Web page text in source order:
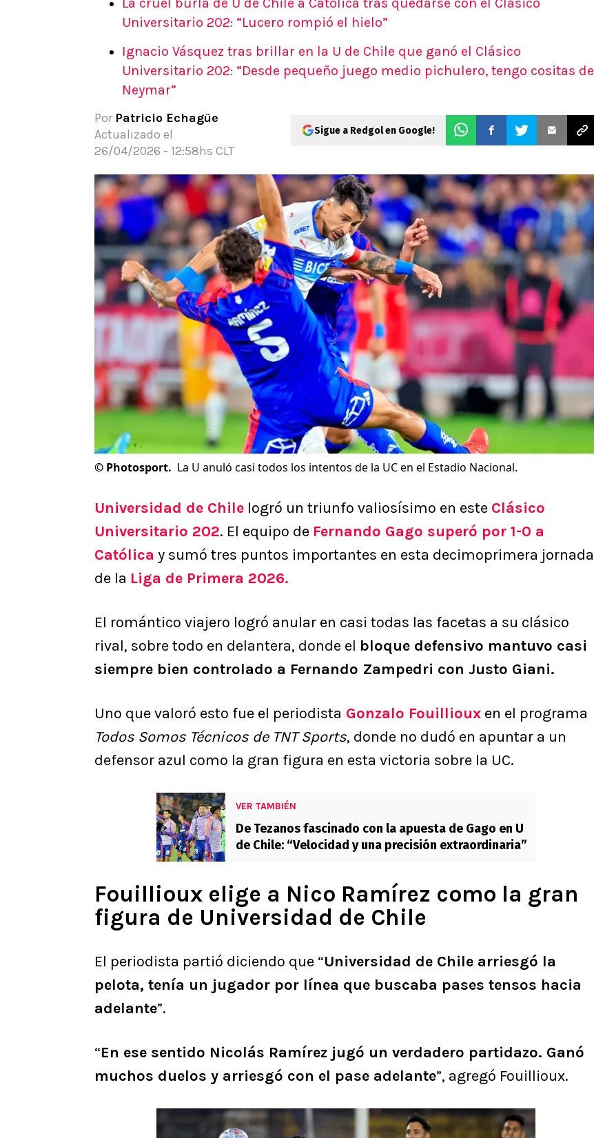
Apuesta del día
Universitario 202: “Lucero rompió el hielo”
Ignacio Vásquez tras brillar en la U de Chile que ganó el Clásico
Universitario 202: “Desde pequeño juego medio pichulero, tengo cositas de
Neymar”
Por Patricio Echagüe
Actualizado el
26/04/2026 - 12:58hs CLT
Sigue a Redgol en Google!
© Photosport. La U anuló casi todos los intentos de la UC en el Estadio Nacional.
Universidad de Chile logró un triunfo valiosísimo en este Clásico
Universitario 202. El equipo de Fernando Gago superó por 1-0 a
Católica y sumó tres puntos importantes en esta decimoprimera jornada
de la Liga de Primera 2026.
El romántico viajero logró anular en casi todas las facetas a su clásico
rival, sobre todo en delantera, donde el bloque defensivo mantuvo casi
siempre bien controlado a Fernando Zampedri con Justo Giani.
Uno que valoró esto fue el periodista Gonzalo Fouillioux en el programa
Todos Somos Técnicos de TNT Sports, donde no dudó en apuntar a un
defensor azul como la gran figura en esta victoria sobre la UC.
VER TAMBIÉN
De Tezanos fascinado con la apuesta de Gago en U
de Chile: “Velocidad y una precisión extraordinaria”
Fouillioux elige a Nico Ramírez como la gran
figura de Universidad de Chile
El periodista partió diciendo que “Universidad de Chile arriesgó la
pelota, tenía un jugador por línea que buscaba pases tensos hacia
adelante”.
“En ese sentido Nicolás Ramírez jugó un verdadero partidazo. Ganó
muchos duelos y arriesgó con el pase adelante”, agregó Fouillioux.